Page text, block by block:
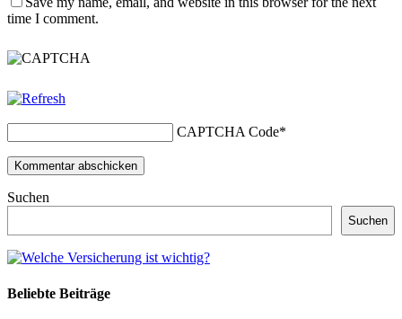
time I comment.
CAPTCHA Code*
Suchen
Suchen
Beliebte Beiträge